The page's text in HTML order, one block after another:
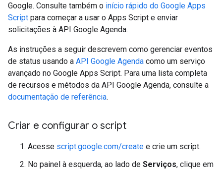
Google. Consulte também o início rápido do Google Apps
Script para começar a usar o Apps Script e enviar
solicitações à API Google Agenda.
As instruções a seguir descrevem como gerenciar eventos
de status usando a API Google Agenda como um serviço
avançado no Google Apps Script. Para uma lista completa
de recursos e métodos da API Google Agenda, consulte a
documentação de referência.
Criar e configurar o script
Acesse script.google.com/create e crie um script.
No painel à esquerda, ao lado de Serviços, clique em